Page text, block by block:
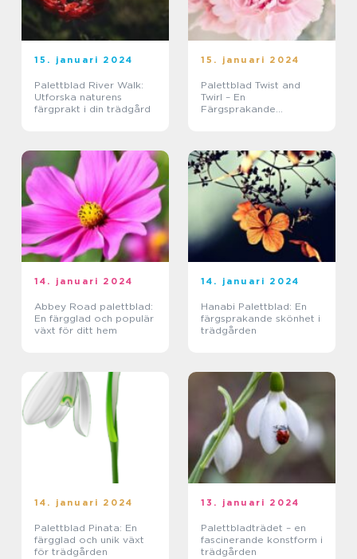
15. januari 2024
Palettblad River Walk:
Utforska naturens
färgprakt i din trädgård
15. januari 2024
Palettblad Twist and
Twirl – En
Färgsprakande
14. januari 2024
Abbey Road palettblad:
En färgglad och populär
växt för ditt hem
14. januari 2024
Hanabi Palettblad: En
färgsprakande skönhet i
trädgården
14. januari 2024
Palettblad Pinata: En
färgglad och unik växt
för trädgården
13. januari 2024
Palettbladträdet – en
fascinerande konstform i
trädgården